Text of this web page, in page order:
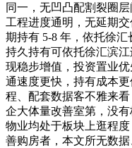
同一，无凹凸配割裂圈
工程进度通明，无延期
期持有 5-8 年，依托徐汇
持久持有可依托徐汇滨
现稳步增值，投资置业
通速度更快，持有成本
程、配套数据客不雅来
企大体量改善室第，没
物业均处于板块上逛程
善购房者，本文所无数